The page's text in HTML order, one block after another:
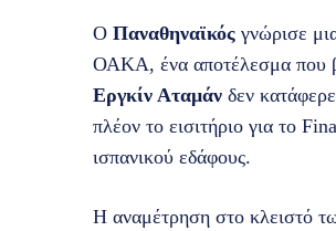
Ο Παναθηναϊκός γνώρισε
ΟΑΚΑ, ένα αποτέλεσμα που
Εργκίν Αταμάν δεν
πλέον το εισιτήριο για το
ισπανικού εδάφους.
Η αναμέτρηση στο κλειστό